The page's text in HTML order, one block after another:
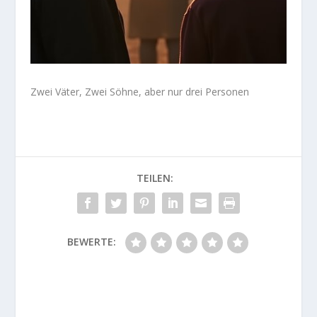
Zwei Väter, Zwei Söhne, aber nur drei Personen
TEILEN:
BEWERTE: